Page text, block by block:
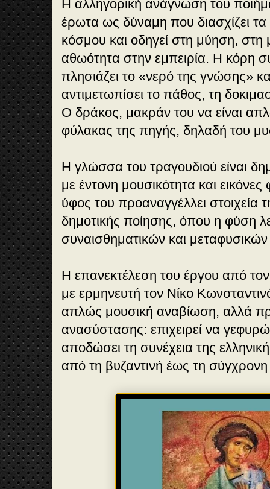
Η αλληγορική ανάγνωση του
έρωτα ως δύναμη που διασχίζει τα
κόσμου και οδηγεί στη μύηση,
αθωότητα στην εμπειρία. Η κόρη
πλησιάζει το «νερό της γνώσης»
αντιμετωπίσει το πάθος, τη
Ο δράκος, μακράν του να είναι
φύλακας της πηγής, δηλαδή του
Η γλώσσα του τραγουδιού είναι
με έντονη μουσικότητα και
ύφος του προαναγγέλλει στοιχεία
δημοτικής ποίησης, όπου η φύση
συναισθηματικών και
Η επανεκτέλεση του έργου από
με ερμηνευτή τον Νίκο
απλώς μουσική αναβίωση, αλλά
ανασύστασης: επιχειρεί να
αποδώσει τη συνέχεια της
από τη βυζαντινή έως τη